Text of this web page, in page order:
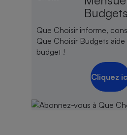
Budgets
Que Choisir informe,
Que Choisir Budgets
budget !
Cliquez